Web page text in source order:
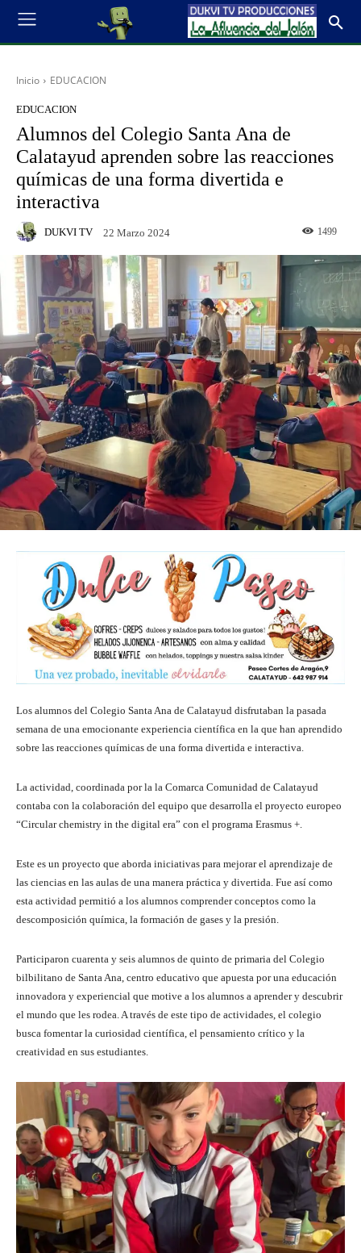
Inicio EDUCACION
EDUCACION
Alumnos del Colegio Santa Ana de
Calatayud aprenden sobre las reacciones
químicas de una forma divertida e
interactiva
DUKVI TV 22 Marzo 2024 1499
Los alumnos del Colegio Santa Ana de Calatayud disfrutaban la pasada
semana de una emocionante experiencia científica en la que han aprendido
sobre las reacciones químicas de una forma divertida e interactiva.
La actividad, coordinada por la la Comarca Comunidad de Calatayud
contaba con la colaboración del equipo que desarrolla el proyecto europeo
“Circular chemistry in the digital era” con el programa Erasmus +.
Este es un proyecto que aborda iniciativas para mejorar el aprendizaje de
las ciencias en las aulas de una manera práctica y divertida. Fue así como
esta actividad permitió a los alumnos comprender conceptos como la
descomposición química, la formación de gases y la presión.
Participaron cuarenta y seis alumnos de quinto de primaria del Colegio
bilbilitano de Santa Ana, centro educativo que apuesta por una educación
innovadora y experiencial que motive a los alumnos a aprender y descubrir
el mundo que les rodea. A través de este tipo de actividades, el colegio
busca fomentar la curiosidad científica, el pensamiento crítico y la
creatividad en sus estudiantes.